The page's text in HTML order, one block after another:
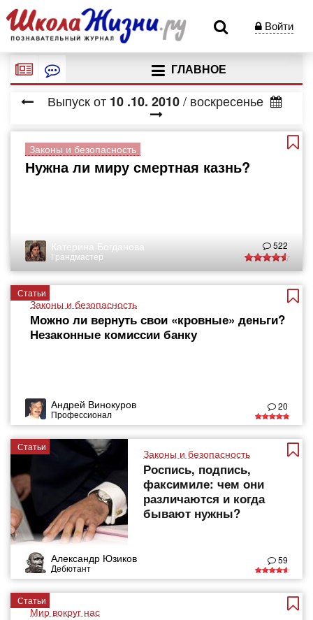
Войти
ГЛАВНОЕ
Выпуск от 10 .10. 2010 / воскресенье
Законы и безопасность
Нужна ли миру смертная казнь?
Катерина Богданова
Грандмастер
522
Статьи
Законы и безопасность
Можно ли вернуть свои «кровные» деньги?
Незаконные комиссии банку
Андрей Винокуров
Профессионал
20
Статьи
Законы и безопасность
Роспись, подпись,
факсимиле: чем они
различаются и когда
бывают нужны?
Александр Юзиков
Дебютант
59
Статьи
Мир вокруг нас